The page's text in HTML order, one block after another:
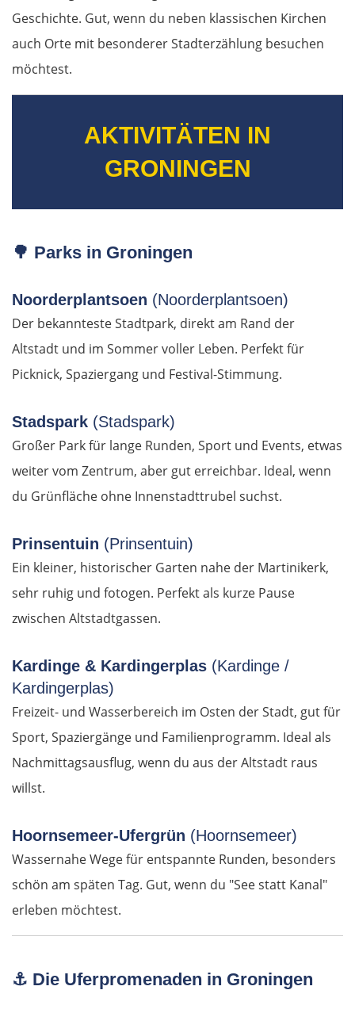
Geschichte. Gut, wenn du neben klassischen Kirchen
auch Orte mit besonderer Stadterzählung besuchen
möchtest.
AKTIVITÄTEN IN
GRONINGEN
🌳 Parks in Groningen
Noorderplantsoen (Noorderplantsoen)
Der bekannteste Stadtpark, direkt am Rand der
Altstadt und im Sommer voller Leben. Perfekt für
Picknick, Spaziergang und Festival-Stimmung.
Stadspark (Stadspark)
Großer Park für lange Runden, Sport und Events, etwas
weiter vom Zentrum, aber gut erreichbar. Ideal, wenn
du Grünfläche ohne Innenstadttrubel suchst.
Prinsentuin (Prinsentuin)
Ein kleiner, historischer Garten nahe der Martinikerk,
sehr ruhig und fotogen. Perfekt als kurze Pause
zwischen Altstadtgassen.
Kardinge & Kardingerplas (Kardinge /
Kardingerplas)
Freizeit- und Wasserbereich im Osten der Stadt, gut für
Sport, Spaziergänge und Familienprogramm. Ideal als
Nachmittagsausflug, wenn du aus der Altstadt raus
willst.
Hoornsemeer-Ufergrün (Hoornsemeer)
Wassernahe Wege für entspannte Runden, besonders
schön am späten Tag. Gut, wenn du "See statt Kanal"
erleben möchtest.
⚓ Die Uferpromenaden in Groningen
Oradea
Cluj-Napoca
Bulgarien Ost
Schumen
Warna
Burgas
Elchowo
Chaskowo
Kardschali
Griechenland
Xanthi
Asprovalta